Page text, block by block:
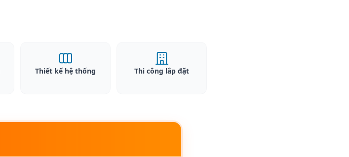
Thiết kế hệ thống Thi công lắp đặt